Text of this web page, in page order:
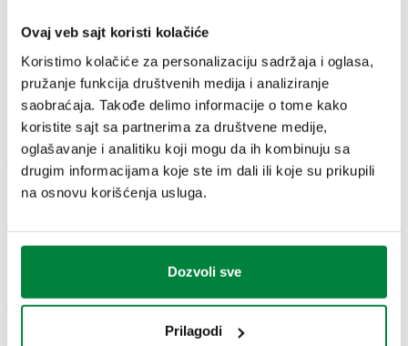
Ovaj veb sajt koristi kolačiće
Koristimo kolačiće za personalizaciju sadržaja i oglasa,
pružanje funkcija društvenih medija i analiziranje
saobraćaja. Takođe delimo informacije o tome kako
koristite sajt sa partnerima za društvene medije,
oglašavanje i analitiku koji mogu da ih kombinuju sa
drugim informacijama koje ste im dali ili koje su prikupili
na osnovu korišćenja usluga.
Dozvoli sve
Prilagodi
CRTEŽI I SPECIFIKACIJE
Broj dela Priključak 1 Priključak 2
662000
G 3/4" (ISO 228-1) ŽN
dovod, holender
matica
G 3/4" (ISO 228-1)
ŽN
3D modeli